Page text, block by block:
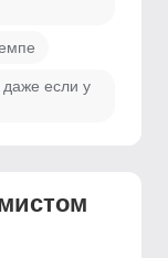
даже если у